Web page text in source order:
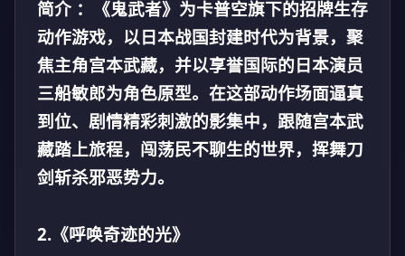
简介 ：《鬼武者》为卡普空旗下的招牌生存
动作游戏，以日本战国封建时代为背景，聚
焦主角宫本武藏，并以享誉国际的日本演员
三船敏郎为角色原型。在这部动作场面逼真
到位、剧情精彩刺激的影集中，跟随宫本武
藏踏上旅程，闯荡民不聊生的世界，挥舞刀
剑斩杀邪恶势力。
2.《呼唤奇迹的光》